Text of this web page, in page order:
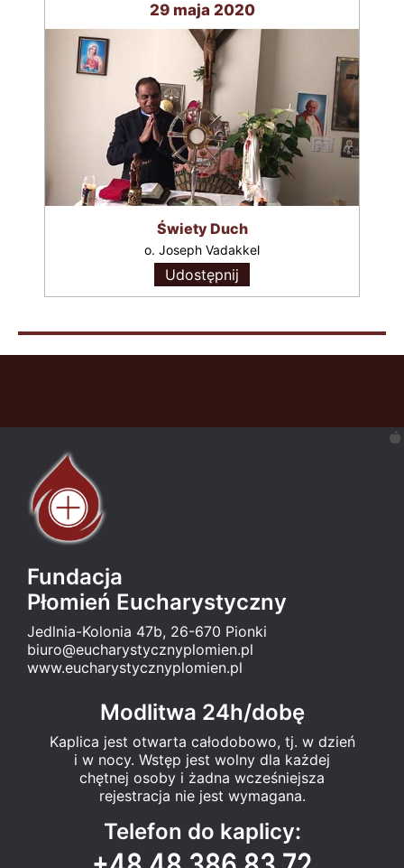
29 maja 2020
Świety Duch
o. Joseph Vadakkel
Udostępnij
Fundacja
Płomień Eucharystyczny
Jedlnia-Kolonia 47b, 26-670 Pionki
biuro@eucharystycznyplomien.pl
www.eucharystycznyplomien.pl
Modlitwa 24h/dobę
Kaplica jest otwarta całodobowo, tj. w dzień
i w nocy. Wstęp jest wolny dla każdej
chętnej osoby i żadna wcześniejsza
rejestracja nie jest wymagana.
Telefon do kaplicy: